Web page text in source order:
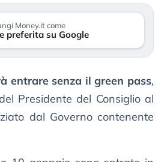
Money.it come
preferita su Google
entrare senza il green pass,
Presidente del Consiglio al
dal Governo contenente